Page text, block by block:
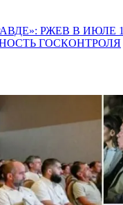
РЖЕВ В ИЮЛЕ
ГОСКОНТРОЛЯ